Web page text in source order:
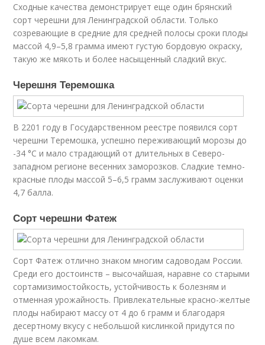
Сходные качества демонстрирует еще один брянский
сорт черешни для Ленинградской области. Только
созревающие в средние для средней полосы сроки плоды
массой 4,9–5,8 грамма имеют густую бордовую окраску,
такую же мякоть и более насыщенный сладкий вкус.
Черешня Теремошка
В 2201 году в Государственном реестре появился сорт
черешни Теремошка, успешно переживающий морозы до
-34 °C и мало страдающий от длительных в Северо-
западном регионе весенних заморозков. Сладкие темно-
красные плоды массой 5–6,5 грамм заслуживают оценки
4,7 балла.
Сорт черешни Фатеж
Сорт Фатеж отлично знаком многим садоводам России.
Среди его достоинств – высочайшая, наравне со старыми
сортамизимостойкость, устойчивость к болезням и
отменная урожайность. Привлекательные красно-желтые
плоды набирают массу от 4 до 6 грамм и благодаря
десертному вкусу с небольшой кислинкой придутся по
душе всем лакомкам.